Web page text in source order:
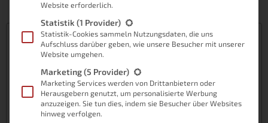
Inhaltsverzeichnis
Der Amazon Echo und Alexa
Alexa und die Skills
Wie verwalte ich meine Skills?
Sind alle Skills kostenlos?
Website erforderlich.
Statistik (1 Provider)
Statistik-Cookies sammeln Nutzungsdaten, die uns
Aufschluss darüber geben, wie unsere Besucher mit unserer
Website umgehen.
Marketing(5 Provider)
Marketing Services werden von Drittanbietern oder
Herausgebern genutzt, um personalisierte Werbung
anzuzeigen. Sie tun dies, indem sie Besucher über Websites
hinweg verfolgen.